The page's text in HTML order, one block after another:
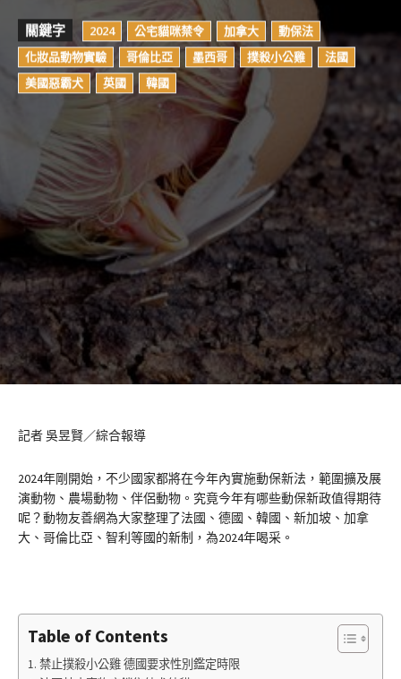
關鍵字 2024 公宅貓咪禁令 加拿大
動保法
化妝品動物實驗
哥倫比亞 墨西哥 撲殺小公雞
法國
美國惡霸犬
英國 韓國
記者 吳昱賢／綜合報導
2024年剛開始，不少國家都將在今年內實施動保新法，範圍擴及展
演動物、農場動物、伴侶動物。究竟今年有哪些動保新政值得期待
呢？動物友善網為大家整理了法國、德國、韓國、新加坡、加拿
大、哥倫比亞、智利等國的新制，為2024年喝采。
Table of Contents
禁止撲殺小公雞 德國要求性別鑑定時限